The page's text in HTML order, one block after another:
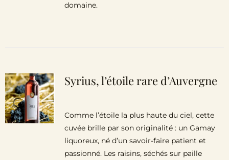
domaine.
Syrius, l’étoile rare d’Auvergne
Comme l’étoile la plus haute du ciel, cette
cuvée brille par son originalité : un Gamay
liquoreux, né d’un savoir-faire patient et
passionné. Les raisins, séchés sur paille